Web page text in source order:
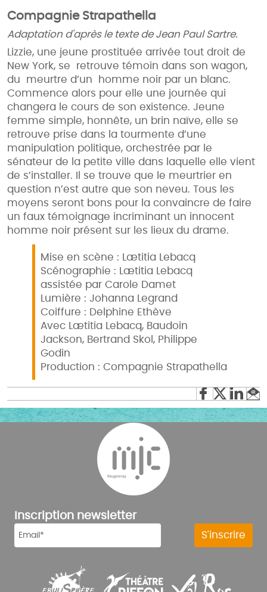
Compagnie Strapathella
Adaptation d'après le texte de Jean Paul Sartre.
Lizzie, une jeune prostituée arrivée tout droit de
New York, se retrouve témoin dans son wagon,
du meurtre d’un homme noir par un blanc.
Commence alors pour elle une journée qui
changera le cours de son existence. Jeune
femme simple, honnête, un brin naïve, elle se
retrouve prise dans la tourmente d’une
manipulation politique, orchestrée par le
sénateur de la petite ville dans laquelle elle vient
de s’installer. Il se trouve que le meurtrier en
question n’est autre que son neveu. Tous les
moyens seront bons pour la convaincre de faire
un faux témoignage incriminant un innocent
homme noir présent sur les lieux du drame.
Mise en scène : Lætitia Lebacq
Scénographie : Lætitia Lebacq
assistée par Carole Damet
Lumière : Johanna Legrand
Coiffure : Delphine Ethève
Avec Lætitia Lebacq, Baudoin
Jackson, Bertrand Skol, Philippe
Godin
Production : Compagnie Strapathella
Inscription newsletter